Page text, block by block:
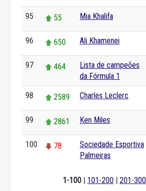
95 55 Mia Khalifa
96 650 Ali Khamenei
97 464
Lista de campeões
da Fórmula 1
98 2589 Charles Leclerc
99 2861 Ken Miles
100 78
Sociedade Esportiva
Palmeiras
1-100 | 101-200 | 201-300